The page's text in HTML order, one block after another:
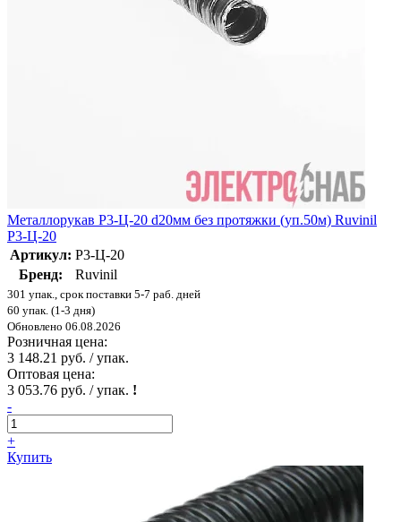
Металлорукав Р3-Ц-20 d20мм без протяжки (уп.50м) Ruvinil
Р3-Ц-20
Артикул: Р3-Ц-20
Бренд:
Ruvinil
301 упак., срок поставки 5-7 раб. дней
60 упак. (1-3 дня)
Обновлено 06.08.2026
Розничная цена:
3 148.21 руб. / упак.
Оптовая цена:
3 053.76 руб. / упак. !
-
+
Купить